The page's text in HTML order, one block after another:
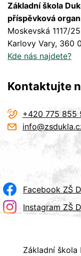
Základní škola
příspěvková
Moskevská 1117/25
Karlovy Vary, 360
Kde nás najdete?
Kontaktujte
+420 775 855
Facebook ZŠ
Instagram ZŠ
Základní škola